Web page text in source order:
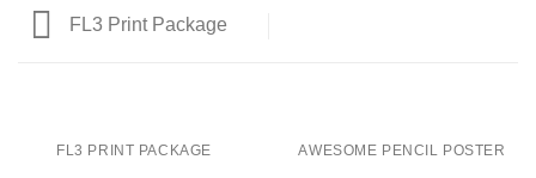
FL3 Print Package
FL3 PRINT PACKAGE AWESOME PENCIL POSTER